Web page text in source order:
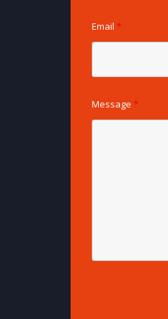
Email *
Message *